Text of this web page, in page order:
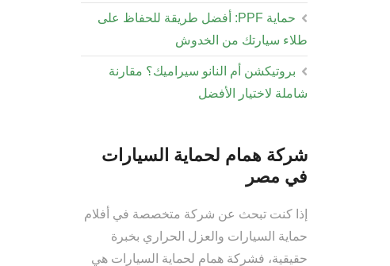
حماية PPF: أفضل طريقة للحفاظ على
طلاء سيارتك من الخدوش
بروتيكشن أم النانو سيراميك؟ مقارنة
شاملة لاختيار الأفضل
شركة همام لحماية السيارات
في مصر
إذا كنت تبحث عن شركة متخصصة في أفلام
حماية السيارات والعزل الحراري بخبرة
حقيقية، فشركة همام لحماية السيارات هي